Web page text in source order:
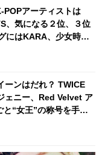
POPアーティストは
、気になる２位、３位
にはKARA、少女時代
ーンはだれ？ TWICE
ェニー、Red Velvet ア
“女王”の称号を手に